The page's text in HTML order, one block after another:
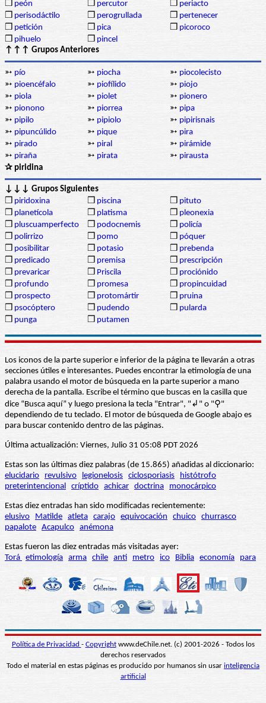
❒ peón ❒ percutor ❒ periacto
❒ perisodáctilo ❒ perogrullada ❒ pertenecer
❒ petición ❒ pica ❒ picoroco
❒ pihuelo ❒ pincel
↑↑↑ Grupos Anteriores
➳ pío ➳ piocha ➳ piocolecisto
➳ pioencéfalo ➳ piofílido ➳ piojo
➳ piola ➳ piolet ➳ pionero
➳ pionono ➳ piorrea ➳ pipa
➳ pipilo ➳ pipiolo ➳ pipirisnais
➳ pipuncúlido ➳ pique ➳ pira
➳ pirado ➳ piral ➳ pirámide
➳ piraña ➳ pirata ➳ pirausta
✰ piridina
↓↓↓ Grupos Siguientes
❒ piridoxina ❒ piscina ❒ pituto
❒ planetícola ❒ platisma ❒ pleonexia
❒ pluscuamperfecto ❒ podocnemis ❒ policía
❒ polirrizo ❒ pomo ❒ póquer
❒ posibilitar ❒ potasio ❒ prebenda
❒ predicado ❒ premisa ❒ prescripción
❒ prevaricar ❒ Priscila ❒ prociónido
❒ profundo ❒ promesa ❒ propincuidad
❒ prospecto ❒ protomártir ❒ pruina
❒ psocóptero ❒ pudendo ❒ pularda
❒ punga ❒ putamen
Los iconos de la parte superior e inferior de la página te llevarán a otras
secciones útiles e interesantes. Puedes encontrar la etimología de una
palabra usando el motor de búsqueda en la parte superior a mano
derecha de la pantalla. Escribe el término que buscas en la casilla que
dice “Busca aquí” y luego presiona la tecla "Entrar", "↲" o "⚲"
dependiendo de tu teclado. El motor de búsqueda de Google abajo es
para buscar contenido dentro de las páginas.
Última actualización: Viernes, Julio 31 05:08 PDT 2026
Estas son las últimas diez palabras (de 15.865) añadidas al diccionario:
elucidario
revulsivo legionelosis ciclosporiasis
histótrofo
preterintencional críptido achicar doctrina monocárpico
Estas diez entradas han sido modificadas recientemente:
elusivo
Matilde atleta carajo equivocación chuico churrasco
papalote Acapulco anémona
Estas fueron las diez entradas más visitadas ayer:
Torá etimología arma chile anti metro ico Biblia economía para
Política de Privacidad - Copyrightwww.deChile.net. (c) 2001-2026 - Todos los
derechos reservados
Todo el material en estas páginas es producido por humanos sin usar inteligencia
artificial